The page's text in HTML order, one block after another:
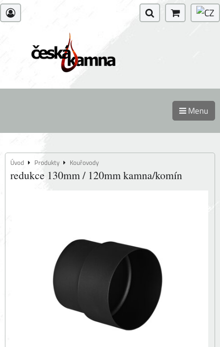
Menu
Úvod Produkty Kouřovody
redukce 130mm / 120mm kamna/komín